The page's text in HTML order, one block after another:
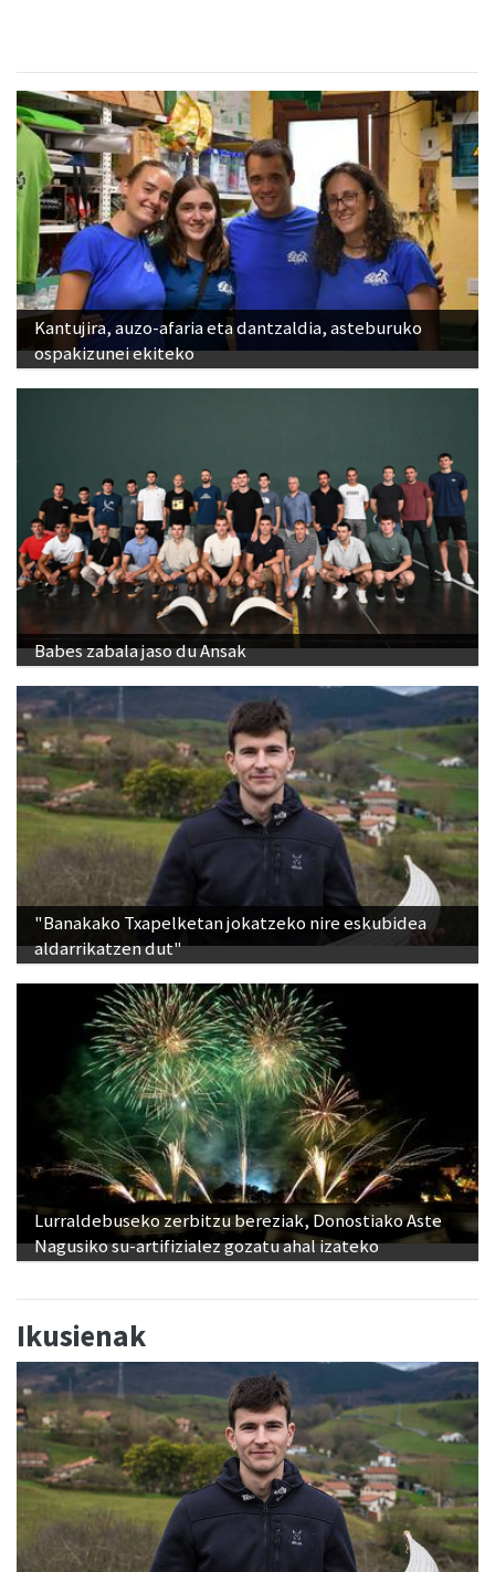
Kantujira, auzo-afaria eta dantzaldia, asteburuko
ospakizunei ekiteko
Babes zabala jaso du Ansak
"Banakako Txapelketan jokatzeko nire eskubidea
aldarrikatzen dut"
Lurraldebuseko zerbitzu bereziak, Donostiako Aste
Nagusiko su-artifizialez gozatu ahal izateko
Ikusienak